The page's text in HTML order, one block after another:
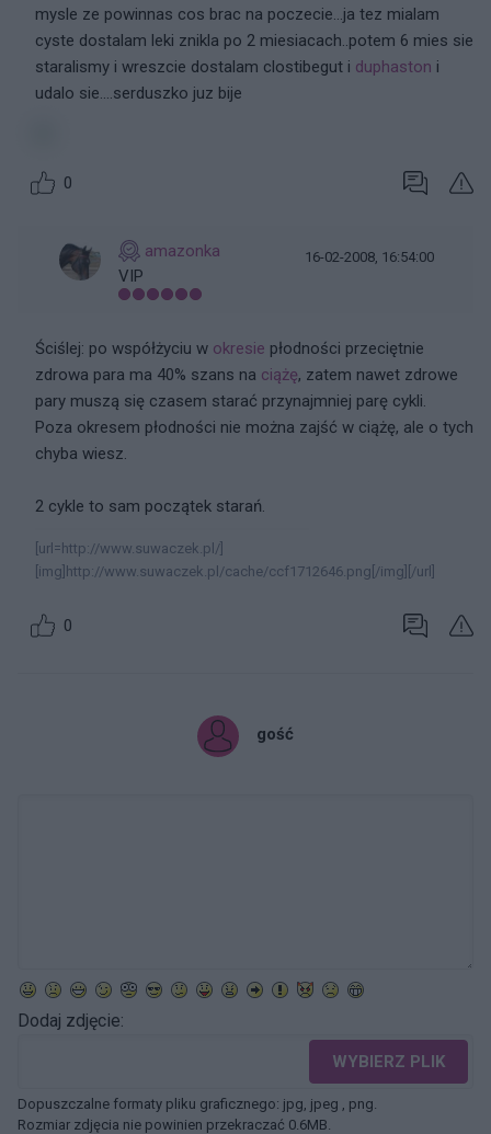
mysle ze powinnas cos brac na poczecie...ja tez mialam
cyste dostalam leki znikla po 2 miesiacach..potem 6 mies sie
staralismy i wreszcie dostalam clostibegut i duphaston i
udalo sie....serduszko juz bije
0
amazonka
VIP
16-02-2008, 16:54:00
Ściślej: po współżyciu w okresie płodności przeciętnie
zdrowa para ma 40% szans na ciążę, zatem nawet zdrowe
pary muszą się czasem starać przynajmniej parę cykli.
Poza okresem płodności nie można zajść w ciążę, ale o tych
chyba wiesz.
2 cykle to sam początek starań.
[url=http://www.suwaczek.pl/]
[img]http://www.suwaczek.pl/cache/ccf1712646.png[/img][/url]
0
gość
Dodaj zdjęcie:
WYBIERZ PLIK
Dopuszczalne formaty pliku graficznego: jpg, jpeg , png.
Rozmiar zdjęcia nie powinien przekraczać 0.6MB.